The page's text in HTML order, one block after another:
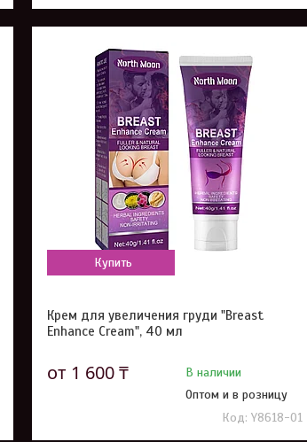
Купить
Крем для увеличения груди "Breast
Enhance Cream", 40 мл
от 1 600 ₸
В наличии
Оптом и в розницу
Y8618-01